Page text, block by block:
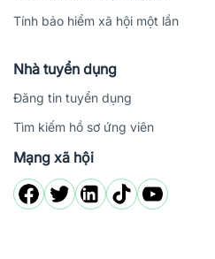
Tính bảo hiểm xã hội một lần
Nhà tuyển dụng
Đăng tin tuyển dụng
Tìm kiếm hồ sơ ứng viên
Mạng xã hội